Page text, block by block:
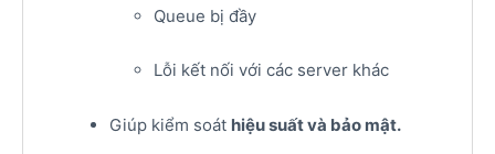
Queue bị đầy
Lỗi kết nối với các server khác
Giúp kiểm soát hiệu suất và bảo mật.